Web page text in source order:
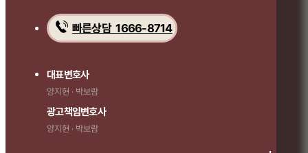
빠른상담 1666-8714
대표변호사
양지현 · 박보람
광고책임변호사
양지현 · 박보람